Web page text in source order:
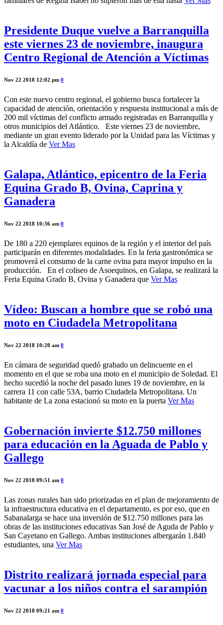
Presidente Duque vuelve a Barranquilla
este viernes 23 de noviembre, inaugura
Centro Regional de Atención a Víctimas
Nov 22 2018 12:02 pm 0
Con este nuevo centro regional, el gobierno busca fortalecer la
capacidad de atención, orientación y respuesta institucional a más de
200 mil víctimas del conflicto armado registradas en Barranquilla y
otros municipios del Atlántico. Este viernes 23 de noviembre,
mediante un gran evento liderado por la Unidad para las Víctimas y
la Alcaldía de Ver Mas
Galapa, Atlántico, epicentro de la Feria
Equina Grado B, Ovina, Caprina y
Ganadera
Nov 22 2018 10:36 am 0
De 180 a 220 ejemplares equinos de la región y el interior del país
participarán en diferentes modalidades. En la feria gastronómica se
promoverá el consumo de la carne ovina para mayor impulso en la
producción. En el coliseo de Asoequinos, en Galapa, se realizará la
Feria Equina Grado B, Ovina y Ganadera que Ver Mas
Vídeo: Buscan a hombre que se robó una
moto en Ciudadela Metropolitana
Nov 22 2018 10:20 am 0
En cámara de seguridad quedó grabado un delincuente en el
momento en el que se roba una moto en el municipio de Soledad. El
hecho sucedió la noche del pasado lunes 19 de noviembre, en la
carrera 11 con calle 53A, barrio Ciudadela Metropolitana. Un
habitante de La zona estacionó su moto en la puerta Ver Mas
Gobernación invierte $12.750 millones
para educación en la Aguada de Pablo y
Gallego
Nov 22 2018 09:51 am 0
Las zonas rurales han sido priorizadas en el plan de mejoramiento de
la infraestructura educativa en el departamento, es por eso, que en
Sabanalarga se hace una inversión de $12.750 millones para las
obras de las instituciones educativas San José de Aguda de Pablo y
San Cayetano en Gallego. Ambas instituciones albergarán 1.840
estudiantes, una Ver Mas
Distrito realizará jornada especial para
vacunar a los niños contra el sarampión
Nov 22 2018 09:21 am 0